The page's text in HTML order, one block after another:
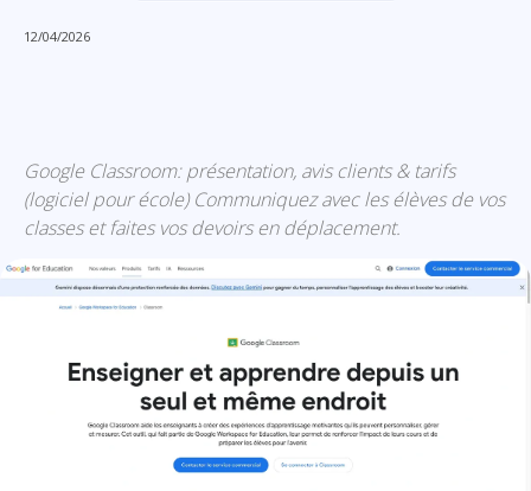
12/04/2026
Google Classroom: présentation, avis clients & tarifs
(logiciel pour école) Communiquez avec les élèves de vos
classes et faites vos devoirs en déplacement.